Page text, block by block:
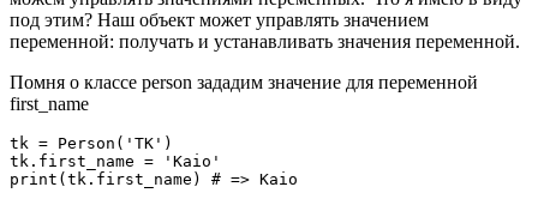
под этим? Наш объект может управлять значением
переменной: получать и устанавливать значения переменной.
Помня о классе person зададим значение для переменной
first_name
tk = Person('TK')
tk.first_name = 'Kaio'